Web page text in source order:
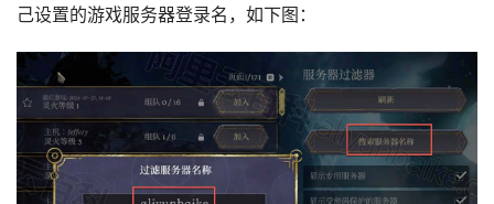
己设置的游戏服务器登录名，如下图：